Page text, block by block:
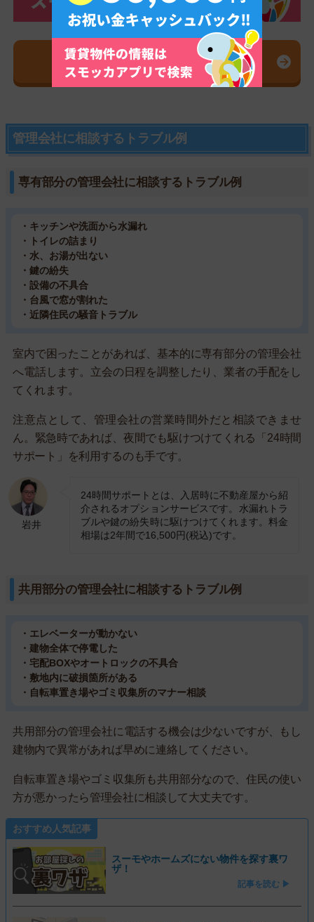
スモッカを無料ダウンロード
管理会社に相談するトラブル例
専有部分の管理会社に相談するトラブル例
・キッチンや洗面から水漏れ
・トイレの詰まり
・水、お湯が出ない
・鍵の紛失
・設備の不具合
・台風で窓が割れた
・近隣住民の騒音トラブル
室内で困ったことがあれば、基本的に専有部分の管理会社
へ電話します。立会の日程を調整したり、業者の手配をし
てくれます。
注意点として、管理会社の営業時間外だと相談できませ
ん。緊急時であれば、夜間でも駆けつけてくれる「24時間
サポート」を利用するのも手です。
岩井
24時間サポートとは、入居時に不動産屋から紹
介されるオプションサービスです。水漏れトラ
ブルや鍵の紛失時に駆けつけてくれます。料金
相場は2年間で16,500円(税込)です。
共用部分の管理会社に相談するトラブル例
・エレベーターが動かない
・建物全体で停電した
・宅配BOXやオートロックの不具合
・敷地内に破損箇所がある
・自転車置き場やゴミ収集所のマナー相談
共用部分の管理会社に電話する機会は少ないですが、もし
建物内で異常があれば早めに連絡してください。
自転車置き場やゴミ収集所も共用部分なので、住民の使い
方が悪かったら管理会社に相談して大丈夫です。
おすすめ人気記事
スーモやホームズにない物件を探す裏ワ
ザ！
記事を読む ▶